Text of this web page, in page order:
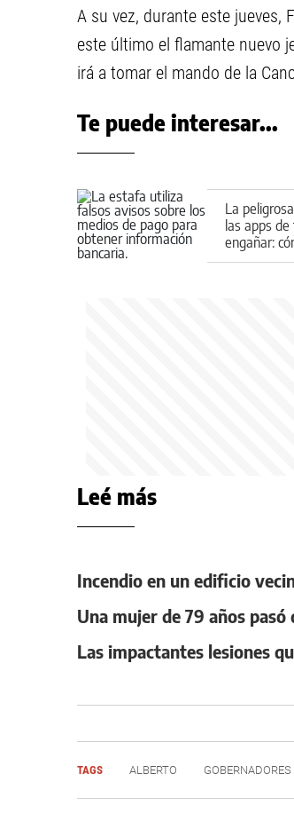
A su vez, durante este jueves,
este último el flamante nuevo
irá a tomar el mando de la
Te puede interesar...
La
las apps
engañar:
Leé más
Incendio en un edificio
Una mujer de 79 años
Las impactantes lesiones
TAGS ALBERTO GOBERNADORES